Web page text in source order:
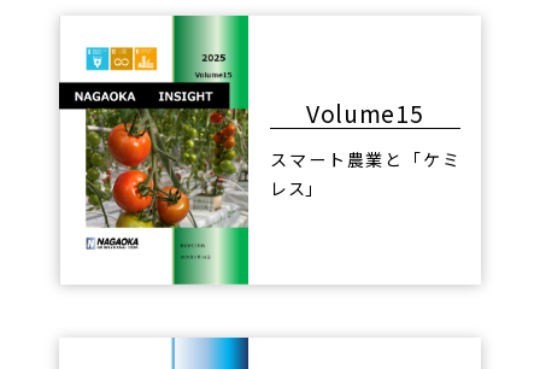
Volume15
スマート農業と「ケミ
レス」